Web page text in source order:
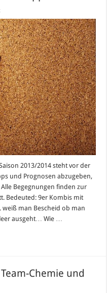
für
33.
Spieltag
2013/2014
–
Prognosen
(Vorhersage)
und
Tipps
2013/2014 steht vor der
und Prognosen abzugeben,
Begegnungen finden zur
Bedeuted: 9er Kombis mit
weiß man Bescheid ob man
ausgeht… Wie …
Chemie und